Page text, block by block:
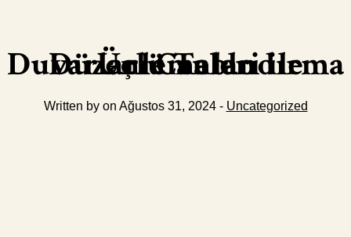
Üçlü Tablo Düzenlemeleri ile Duvarları Canlandırma
Written by on Ağustos 31, 2024 - Uncategorized